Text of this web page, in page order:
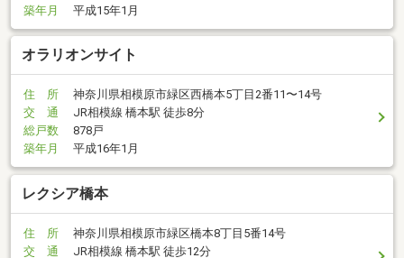
築年月
平成15年1月
オラリオンサイト
住 所
神奈川県相模原市緑区西橋本5丁目2番11〜14号
交 通
JR相模線 橋本駅 徒歩8分
総戸数
878戸
築年月
平成16年1月
レクシア橋本
住 所
神奈川県相模原市緑区橋本8丁目5番14号
交 通
JR相模線 橋本駅 徒歩12分